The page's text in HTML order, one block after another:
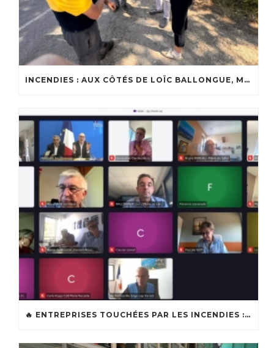
INCENDIES : AUX CÔTÉS DE LOÏC BALLONGUE, MAIRE DE LANTON
🔥 ENTREPRISES TOUCHÉES PAR LES INCENDIES : LES DISPOSITIFS D’ACCOMPAGNEMENT MIS EN PLACE AFIN DE SOUTENIR LES ENTREPRISES ET LES TRAVAILLEURS INDÉPENDANTS IMPACTÉS SUR LE BASSIN D’ARCACHON